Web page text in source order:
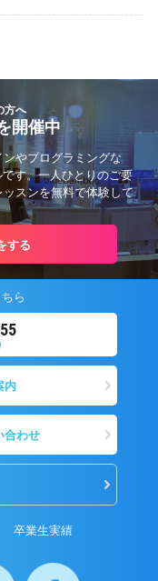
方へ
開催中
やプログラミングな
す。一人ひとりのご要
スンを無料で体験して
する
ら
内
合わせ
卒業生実績